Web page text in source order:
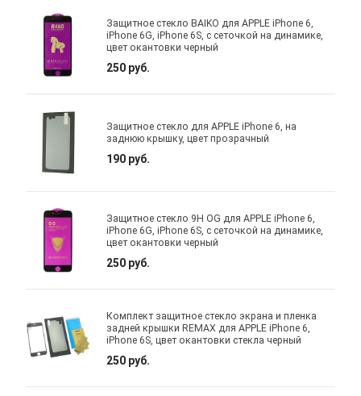
Защитное стекло BAIKO для APPLE iPhone 6,
iPhone 6G, iPhone 6S, с сеточкой на динамике,
цвет окантовки черный
250 руб.
Защитное стекло для APPLE iPhone 6, на
заднюю крышку, цвет прозрачный
190 руб.
Защитное стекло 9H OG для APPLE iPhone 6,
iPhone 6G, iPhone 6S, с сеточкой на динамике,
цвет окантовки черный
250 руб.
Комплект защитное стекло экрана и пленка
задней крышки REMAX для APPLE iPhone 6,
iPhone 6S, цвет окантовки стекла черный
250 руб.